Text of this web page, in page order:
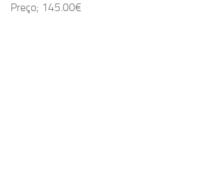
Preço; 145.00€